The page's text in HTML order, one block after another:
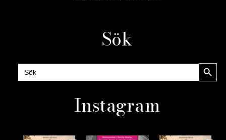
Sök
Sök
efter:
Instagram